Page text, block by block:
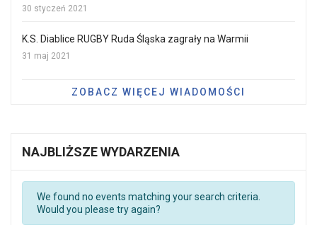
30 styczeń 2021
K.S. Diablice RUGBY Ruda Śląska zagrały na Warmii
31 maj 2021
ZOBACZ WIĘCEJ WIADOMOŚCI
NAJBLIŻSZE WYDARZENIA
We found no events matching your search criteria.
Would you please try again?